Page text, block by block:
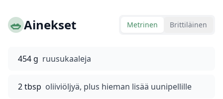
🥗Ainekset Metrinen Brittiläinen
454 g ruusukaaleja
2 tbsp oliiviöljyä, plus hieman lisää uunipellille